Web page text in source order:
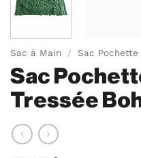
Sac à Main / Sac Pochette
Sac
Tressée